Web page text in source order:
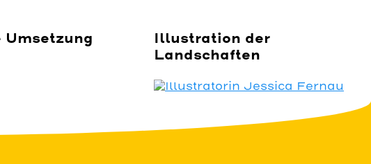
Umsetzung
Illustration der
Landschaften